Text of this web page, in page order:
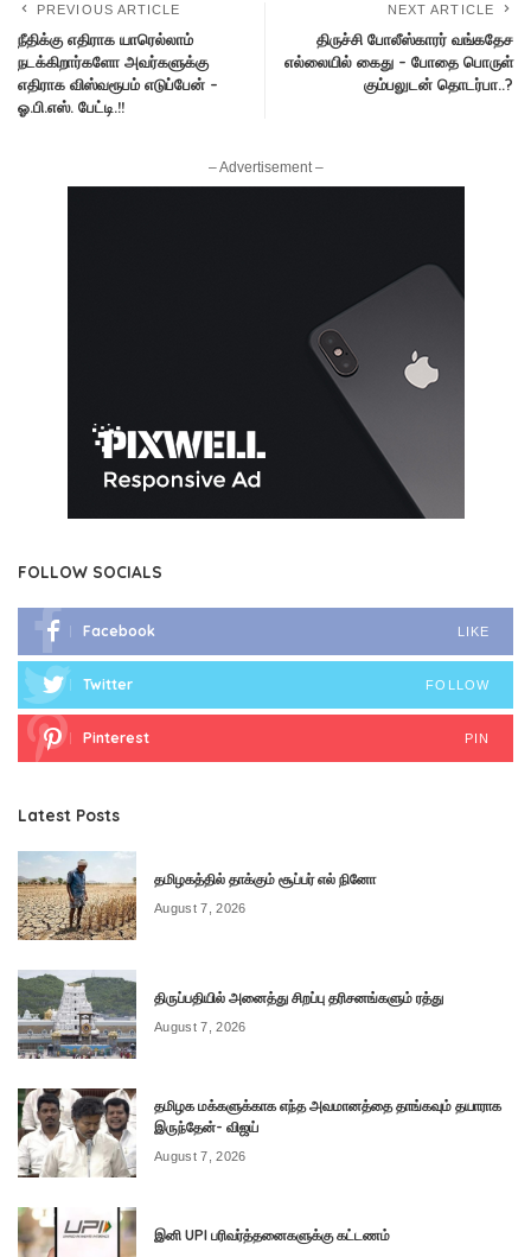
PREVIOUS ARTICLE
நீதிக்கு எதிராக யாரெல்லாம்
நடக்கிறார்களோ அவர்களுக்கு
எதிராக விஸ்வரூபம் எடுப்பேன் –
ஓ.பி.எஸ். பேட்டி.!!
NEXT ARTICLE
திருச்சி போலீஸ்காரர் வங்கதேச
எல்லையில் கைது – போதை பொருள்
கும்பலுடன் தொடர்பா..?
– Advertisement –
FOLLOW SOCIALS
Facebook LIKE
Twitter FOLLOW
Pinterest PIN
Latest Posts
தமிழகத்தில் தாக்கும் சூப்பர் எல் நினோ
August 7, 2026
திருப்பதியில் அனைத்து சிறப்பு தரிசனங்களும் ரத்து
August 7, 2026
தமிழக மக்களுக்காக எந்த அவமானத்தை தாங்கவும் தயாராக
இருந்தேன்- விஜய்
August 7, 2026
இனி UPI பரிவர்த்தனைகளுக்கு கட்டணம்